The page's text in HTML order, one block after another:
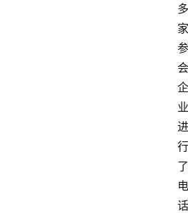
多
家
参
会
企
业
进
行
了
电
话